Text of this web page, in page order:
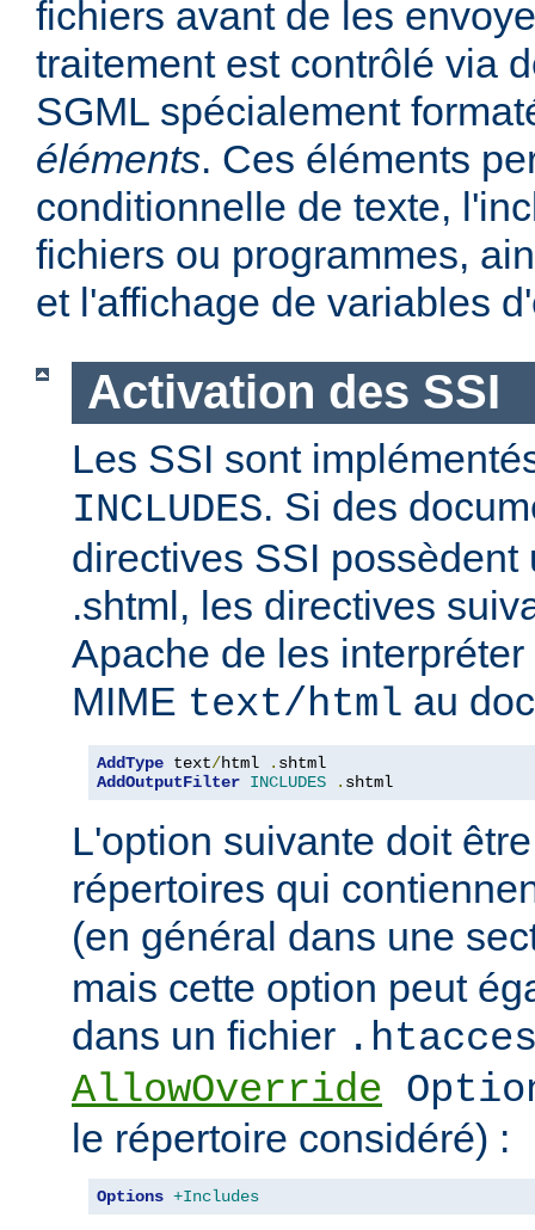
fichiers avant de les
traitement est contrôlé via
SGML spécialement
éléments. Ces éléments
conditionnelle de texte,
fichiers ou programmes,
et l'affichage de variables
Activation des SSI
Les SSI sont
INCLUDES. Si des
directives SSI possèdent
.shtml, les directives
Apache de les
MIME text/html au
AddType text/html .
AddOutputFilter INCLUDES . shtml
L'option suivante doit
répertoires qui
(en général dans une
mais cette option peut
dans un fichier
AllowOverride
le répertoire considéré) :
Options +Includes